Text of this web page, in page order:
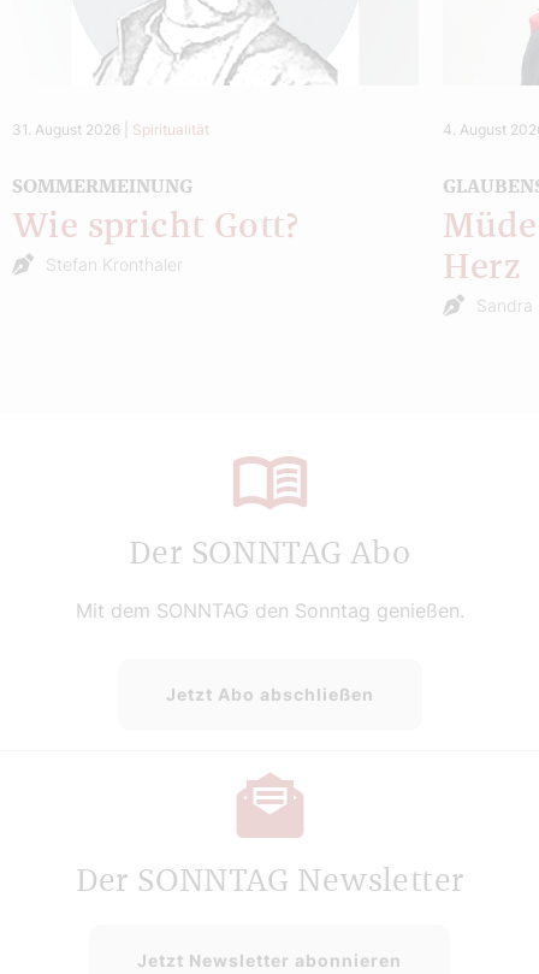
31. August 2026 Spiritualität
SOMMERMEINUNG
Wie spricht Gott?
Stefan Kronthaler
4. August
Herz
Sandra
Der SONNTAG Abo
Mit dem SONNTAG den Sonntag genießen.
Jetzt Abo abschließen
Der SONNTAG Newsletter
Jetzt Newsletter abonnieren